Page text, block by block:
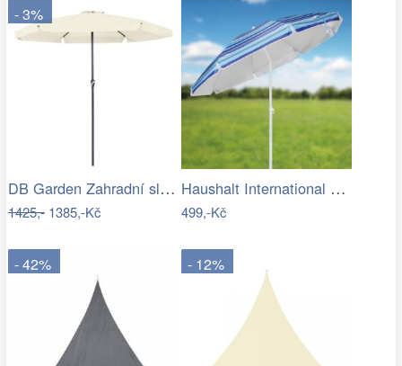
- 3%
DB Garden Zahradní slunečník Jenna…
1425,-1385,-Kč
Haushalt International Slunečník, 200 cm
499,-Kč
- 42% - 12%